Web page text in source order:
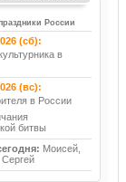
России
(сб):
в
(вс):
в России
битвы
Моисей,